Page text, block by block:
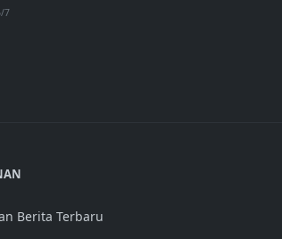
7
Berita Terbaru